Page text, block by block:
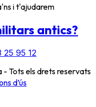
i t'ajudarem
antics?
95 12
Tots els drets reservats
d’ús